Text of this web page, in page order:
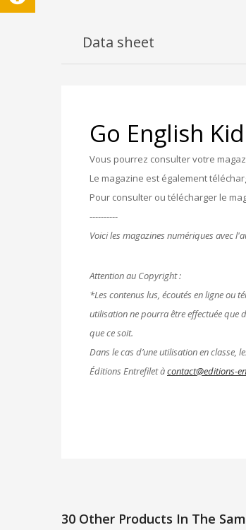
Data sheet
Go English
Vous pourrez consulter votre
Le magazine est également
Pour consulter ou télécharger le
----------
Voici les magazines numériques avec
Attention au Copyright :
*Les contenus lus, écoutés en ligne ou
utilisation ne pourra être effectuée que
que ce soit.
Dans le cas d’une utilisation en classe,
Éditions Entrefilet àcontact@editions-
30 Other Products In The